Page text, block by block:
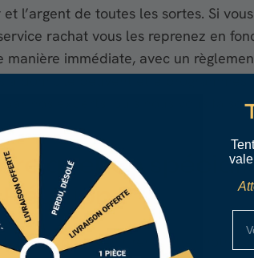
l’argent de toutes les sortes. Si vous
rachat vous les reprenez en
manière immédiate, avec un
domicile peuvent être programmés
nos experts, puis nous vous
!
agence
?
vous pour venir rencontrer notre